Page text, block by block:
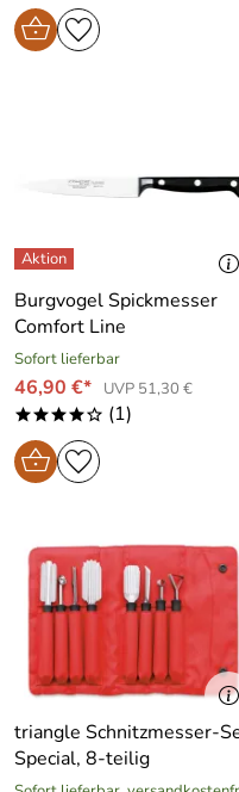
Burgvogel Spickmesser
Comfort Line
Sofort lieferbar
46,90 €* UVP 51,30 €
****o (1)
triangle Schnitzmesser-
Special, 8-teilig